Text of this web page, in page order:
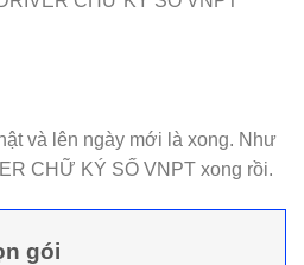
và lên ngày mới là xong. Như
CHỮ KÝ SỐ VNPT xong rồi.
gói